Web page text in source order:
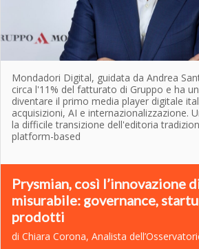
Mondadori Digital, guidata da Andrea
circa l'11% del fatturato di Gruppo e ha
diventare il primo media player digitale
acquisizioni, AI e internazionalizzazione.
la difficile transizione dell'editoria
platform-based
Prysmian, così l’innovazione
misurabile: governance,
prodotti
di Chiara Corona, Analista